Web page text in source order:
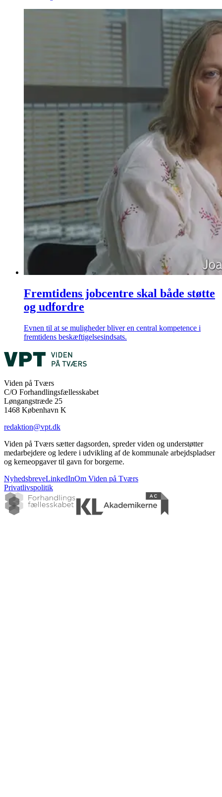
Fremtidens jobcentre skal både støtte
og udfordre
Evnen til at se muligheder bliver en central kompetence i
fremtidens beskæftigelsesindsats.
Viden på Tværs
C/O Forhandlingsfællesskabet
Løngangstræde 25
1468 København K
redaktion@vpt.dk
Viden på Tværs sætter dagsorden, spreder viden og understøtter
medarbejdere og ledere i udvikling af de kommunale arbejdspladser
og kerneopgaver til gavn for borgerne.
NyhedsbreveLinkedInOm Viden på Tværs
Privatlivspolitik